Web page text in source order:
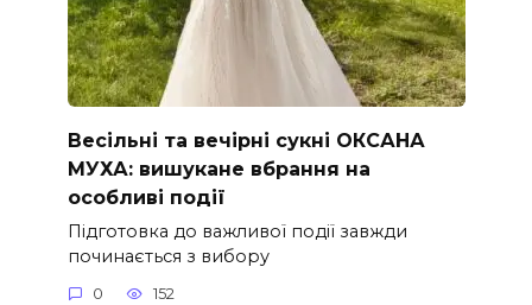
Весільні та вечірні сукні ОКСАНА
МУХА: вишукане вбрання на
особливі події
Підготовка до важливої події завжди
починається з вибору
0 152